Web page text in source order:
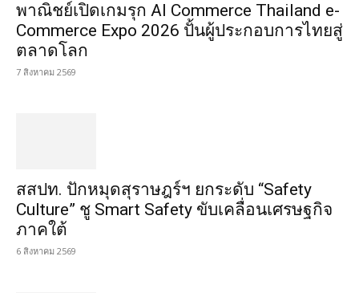
พาณิชย์เปิดเกมรุก AI Commerce Thailand e-
Commerce Expo 2026 ปั้นผู้ประกอบการไทยสู่
ตลาดโลก
7 สิงหาคม 2569
สสปท. ปักหมุดสุราษฎร์ฯ ยกระดับ “Safety
Culture” ชู Smart Safety ขับเคลื่อนเศรษฐกิจ
ภาคใต้
6 สิงหาคม 2569